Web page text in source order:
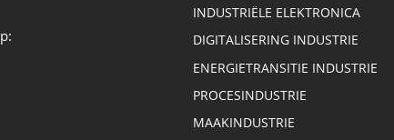
INDUSTRIËLE ELEKTRONICA
DIGITALISERING INDUSTRIE
ENERGIETRANSITIE INDUSTRIE
PROCESINDUSTRIE
MAAKINDUSTRIE